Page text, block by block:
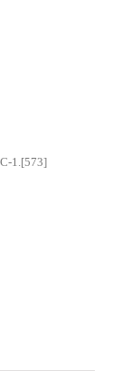
1.[573]